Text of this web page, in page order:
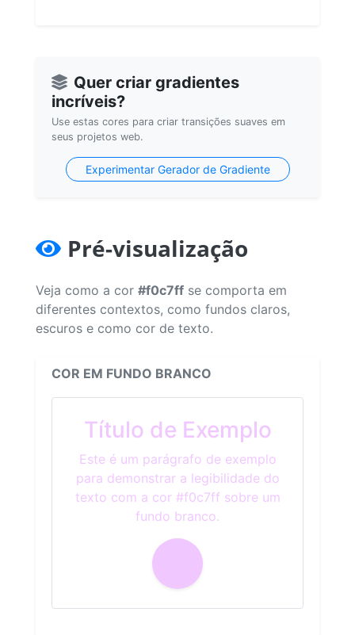
Quer criar gradientes
incríveis?
Use estas cores para criar transições suaves em
seus projetos web.
Experimentar Gerador de Gradiente
Pré-visualização
Veja como a cor #f0c7ff se comporta em
diferentes contextos, como fundos claros,
escuros e como cor de texto.
COR EM FUNDO BRANCO
Título de Exemplo
Este é um parágrafo de exemplo
para demonstrar a legibilidade do
texto com a cor #f0c7ff sobre um
fundo branco.